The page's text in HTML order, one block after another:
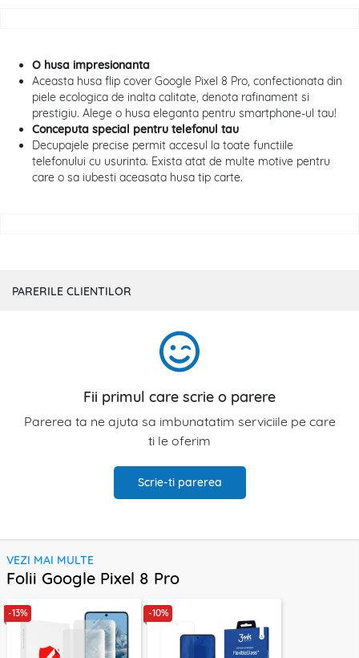
O husa impresionanta
Aceasta husa flip cover Google Pixel 8 Pro, confectionata din
piele ecologica de inalta calitate, denota rafinament si
prestigiu. Alege o husa eleganta pentru smartphone-ul tau!
Conceputa special pentru telefonul tau
Decupajele precise permit accesul la toate functiile
telefonului cu usurinta. Exista atat de multe motive pentru
care o sa iubesti aceasata husa tip carte.
PARERILE CLIENTILOR
Fii primul care scrie o parere
Parerea ta ne ajuta sa imbunatatim serviciile pe care
ti le oferim
Scrie-ti parerea
VEZI MAI MULTE
Folii Google Pixel 8 Pro
-13% -10%